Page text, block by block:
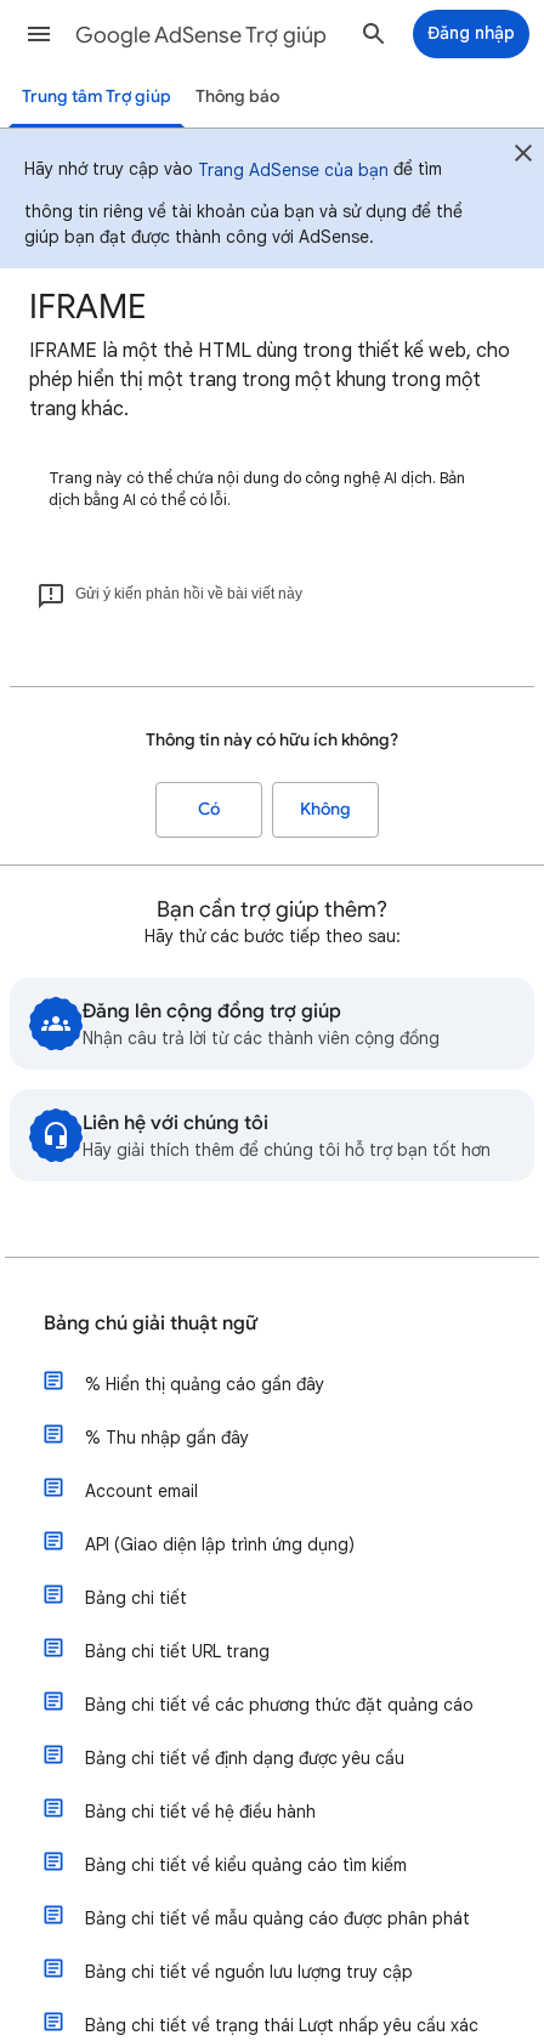
Google AdSense Trợ giúp Đăng nhập
Trung tâm Trợ giúp Thông báo
Hãy nhớ truy cập vào Trang AdSense của bạn để tìm
thông tin riêng về tài khoản của bạn và sử dụng để thể
giúp bạn đạt được thành công với AdSense.
IFRAME
IFRAME là một thẻ HTML dùng trong thiết kế web, cho
phép hiển thị một trang trong một khung trong một
trang khác.
Trang này có thể chứa nội dung do công nghệ AI dịch. Bản
dịch bằng AI có thể có lỗi.
Gửi ý kiến phản hồi về bài viết này
Thông tin này có hữu ích không?
Có Không
Bạn cần trợ giúp thêm?
Hãy thử các bước tiếp theo sau:
Đăng lên cộng đồng trợ giúp
Nhận câu trả lời từ các thành viên cộng đồng
Liên hệ với chúng tôi
Hãy giải thích thêm để chúng tôi hỗ trợ bạn tốt hơn
Bảng chú giải thuật ngữ
% Hiển thị quảng cáo gần đây
% Thu nhập gần đây
Account email
API (Giao diện lập trình ứng dụng)
Bảng chi tiết
Bảng chi tiết URL trang
Bảng chi tiết về các phương thức đặt quảng cáo
Bảng chi tiết về định dạng được yêu cầu
Bảng chi tiết về hệ điều hành
Bảng chi tiết về kiểu quảng cáo tìm kiếm
Bảng chi tiết về mẫu quảng cáo được phân phát
Bảng chi tiết về nguồn lưu lượng truy cập
Bảng chi tiết về trạng thái Lượt nhấp yêu cầu xác